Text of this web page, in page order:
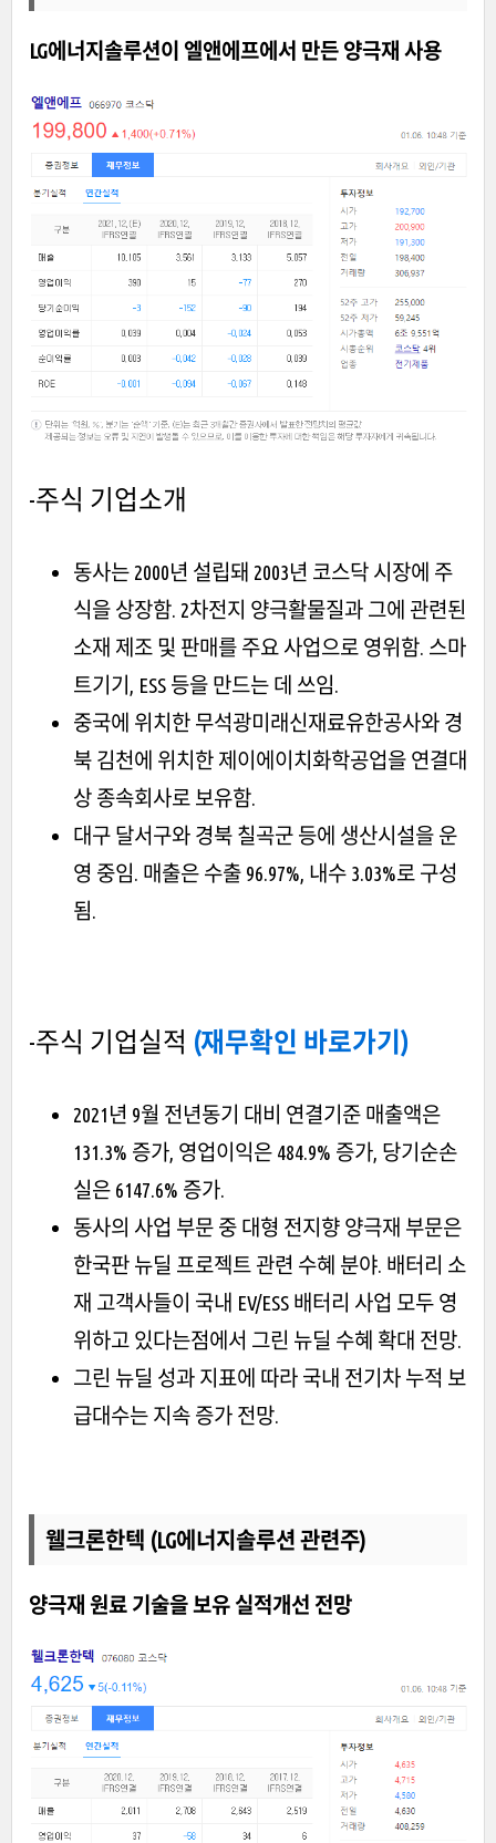
LG에너지솔루션이 엘앤에프에서 만든 양극재 사용
-주식 기업소개
동사는 2000년 설립돼 2003년 코스닥 시장에 주
식을 상장함. 2차전지 양극활물질과 그에 관련된
소재 제조 및 판매를 주요 사업으로 영위함. 스마
트기기, ESS 등을 만드는 데 쓰임.
중국에 위치한 무석광미래신재료유한공사와 경
북 김천에 위치한 제이에이치화학공업을 연결대
상 종속회사로 보유함.
대구 달서구와 경북 칠곡군 등에 생산시설을 운
영 중임. 매출은 수출 96.97%, 내수 3.03%로 구성
됨.
-주식 기업실적 (재무확인 바로가기)
2021년 9월 전년동기 대비 연결기준 매출액은
131.3% 증가, 영업이익은 484.9% 증가, 당기순손
실은 6147.6% 증가.
동사의 사업 부문 중 대형 전지향 양극재 부문은
한국판 뉴딜 프로젝트 관련 수혜 분야. 배터리 소
재 고객사들이 국내 EV/ESS 배터리 사업 모두 영
위하고 있다는점에서 그린 뉴딜 수혜 확대 전망.
그린 뉴딜 성과 지표에 따라 국내 전기차 누적 보
급대수는 지속 증가 전망.
웰크론한텍 (LG에너지솔루션 관련주)
양극재 원료 기술을 보유 실적개선 전망